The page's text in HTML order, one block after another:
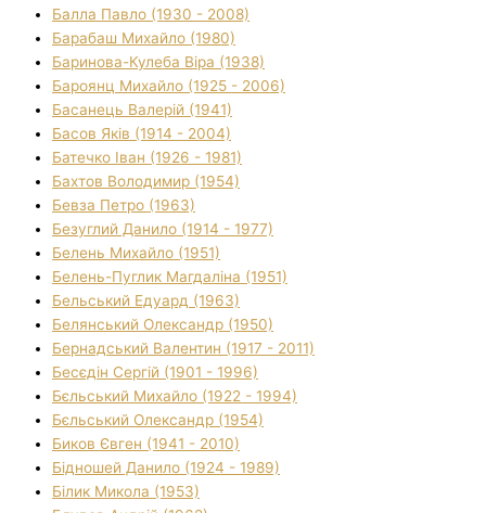
Балла Павло (1930 - 2008)
Барабаш Михайло (1980)
Баринова-Кулеба Віра (1938)
Бароянц Михайло (1925 - 2006)
Басанець Валерій (1941)
Басов Яків (1914 - 2004)
Батечко Іван (1926 - 1981)
Бахтов Володимир (1954)
Бевза Петро (1963)
Безуглий Данило (1914 - 1977)
Белень Михайло (1951)
Белень-Пуглик Магдаліна (1951)
Бельський Едуард (1963)
Белянський Олександр (1950)
Бернадський Валентин (1917 - 2011)
Бесєдін Сергій (1901 - 1996)
Бєльський Михайло (1922 - 1994)
Бєльський Олександр (1954)
Биков Євген (1941 - 2010)
Бідношей Данило (1924 - 1989)
Білик Микола (1953)